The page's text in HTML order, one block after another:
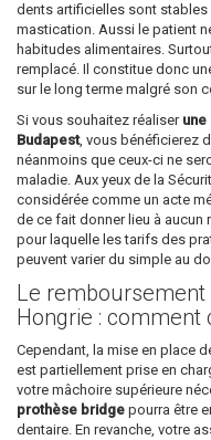
dents artificielles sont
mastication. Aussi le patient
habitudes alimentaires.
remplacé. Il constitue donc
sur le long terme malgré son
Si vous souhaitez réaliser une
Budapest, vous bénéficierez
néanmoins que ceux-ci ne
maladie. Aux yeux de la
considérée comme un acte
de ce fait donner lieu à aucun
pour laquelle les tarifs des
peuvent varier du simple au
Le remboursement
Hongrie : comment
Cependant, la mise en place
est partiellement prise en
votre mâchoire supérieure
prothèse bridge pourra être
dentaire. En revanche, votre